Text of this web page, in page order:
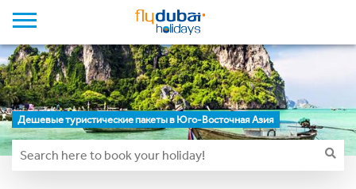
Дешевые туристические пакеты в Юго-Восточная Азия